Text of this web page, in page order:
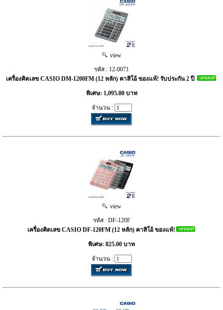
view
รหัส : 12-0071
เครื่องคิดเลข CASIO DM-1200FM (12 หลัก) คาสิโอ้ ของแท้! รับประกัน 2 ปี
พิเศษ: 1,095.00 บาท
จำนวน :
view
รหัส : DF-120F
เครื่องคิดเลข CASIO DF-120FM (12 หลัก) คาสิโอ้ ของแท้!
พิเศษ: 825.00 บาท
จำนวน :